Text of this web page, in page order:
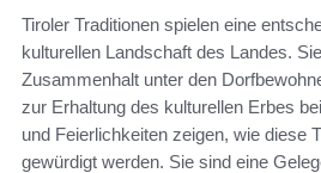
Tiroler Traditionen spielen eine
kulturellen Landschaft des Landes.
Zusammenhalt unter den
zur Erhaltung des kulturellen Erbes
und Feierlichkeiten zeigen, wie diese
gewürdigt werden. Sie sind eine